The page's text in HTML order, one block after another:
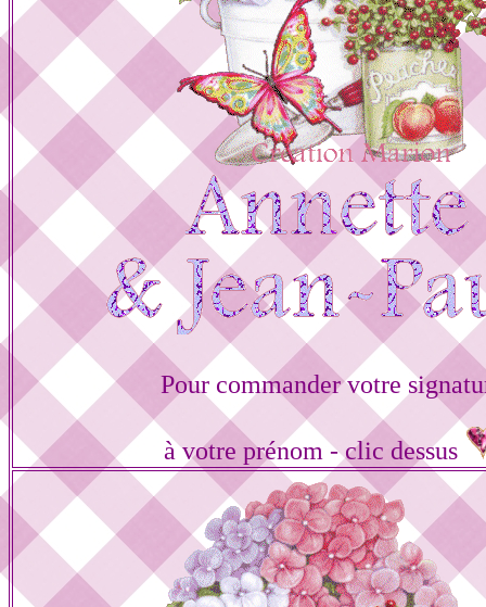
Pour commander votre
à votre prénom - clic dessus